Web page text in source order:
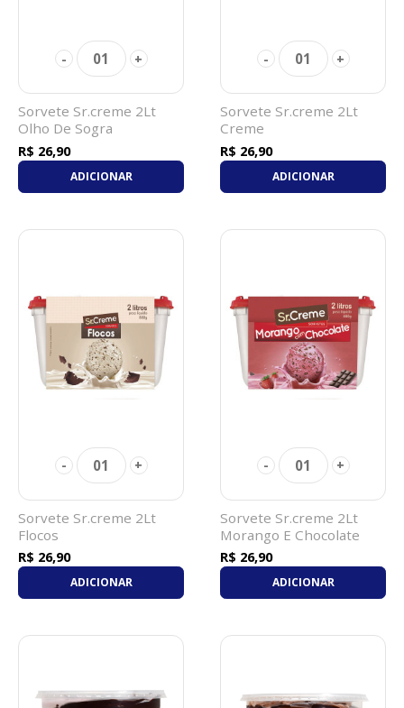
- 01 +
Sorvete Sr.creme 2Lt
Olho De Sogra
R$ 26,90
ADICIONAR
- 01 +
Sorvete Sr.creme 2Lt
Creme
R$ 26,90
ADICIONAR
- 01 +
Sorvete Sr.creme 2Lt
Flocos
R$ 26,90
ADICIONAR
- 01 +
Sorvete Sr.creme 2Lt
Morango E Chocolate
R$ 26,90
ADICIONAR